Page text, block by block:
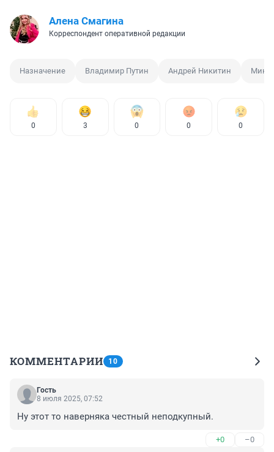
Алена Смагина
Корреспондент оперативной редакции
Назначение Владимир Путин Андрей Никитин
0 3 0 0 0
КОММЕНТАРИИ 10
Гость
8 июля 2025, 07:52
Ну этот то наверняка честный неподкупный.
+0 –0